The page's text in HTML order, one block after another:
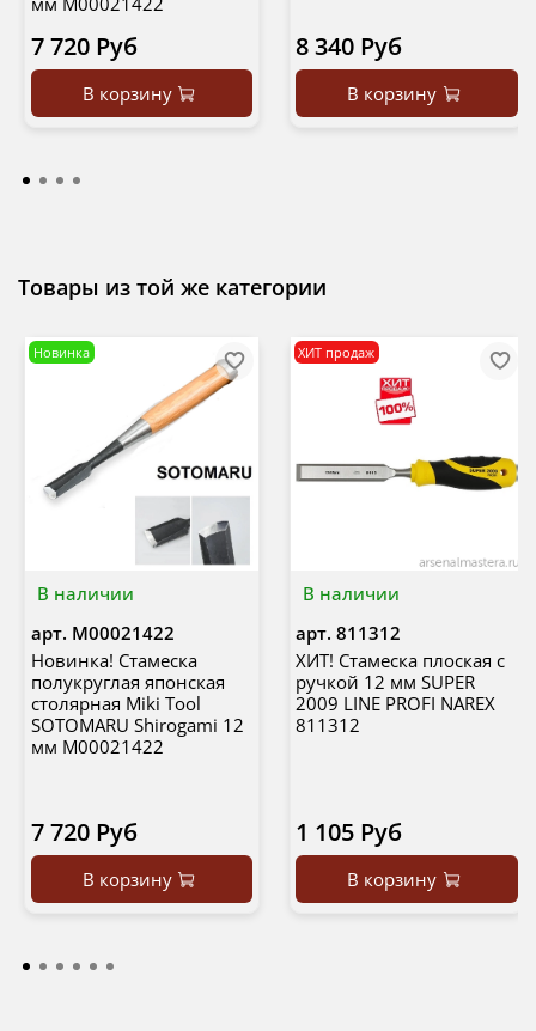
7 720 Руб
В корзину
8 340 Руб
В корзину
Товары из той же категории
В наличии
Новинка
арт. М00021422
Новинка! Стамеска
полукруглая японская
столярная Miki Tool
SOTOMARU Shirogami 12
мм М00021422
7 720 Руб
В корзину
В наличии
ХИТ продаж
арт. 811312
ХИТ! Стамеска плоская с
ручкой 12 мм SUPER
2009 LINE PROFI NAREX
811312
1 105 Руб
В корзину